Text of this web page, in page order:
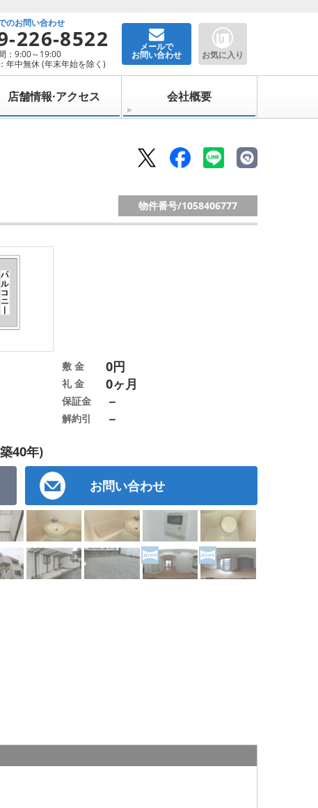
のお問い合わせ
226-8522
：9:00～19:00
年中無休 (年末年始を除く)
メールで
お問い合わせ お気に入り
店舗情報·アクセス 会社概要
物件番号/1058406777
お問い合わせ
40年)
敷 金 0円
礼 金 0ヶ月
保証金 －
解約引 －